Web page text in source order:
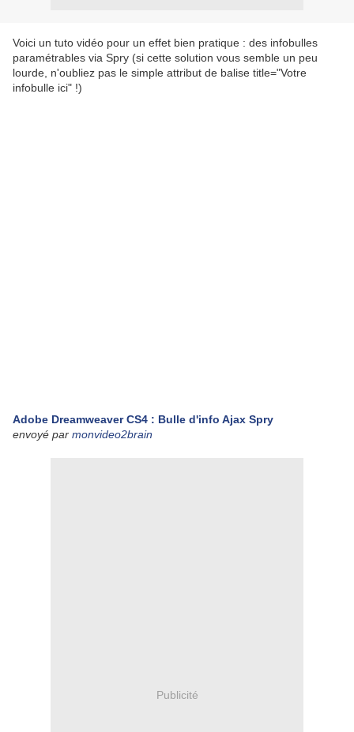
Voici un tuto vidéo pour un effet bien pratique : des infobulles
paramétrables via Spry (si cette solution vous semble un peu
lourde, n'oubliez pas le simple attribut de balise title="Votre
infobulle ici" !)
Adobe Dreamweaver CS4 : Bulle d'info Ajax Spry
envoyé par monvideo2brain
Publicité